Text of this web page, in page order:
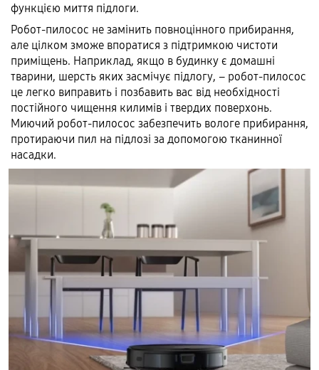
функцією миття підлоги.
Робот-пилосос не замінить повноцінного прибирання,
але цілком зможе впоратися з підтримкою чистоти
приміщень. Наприклад, якщо в будинку є домашні
тварини, шерсть яких засмічує підлогу, – робот-пилосос
це легко виправить і позбавить вас від необхідності
постійного чищення килимів і твердих поверхонь.
Миючий робот-пилосос забезпечить вологе прибирання,
протираючи пил на підлозі за допомогою тканинної
насадки.